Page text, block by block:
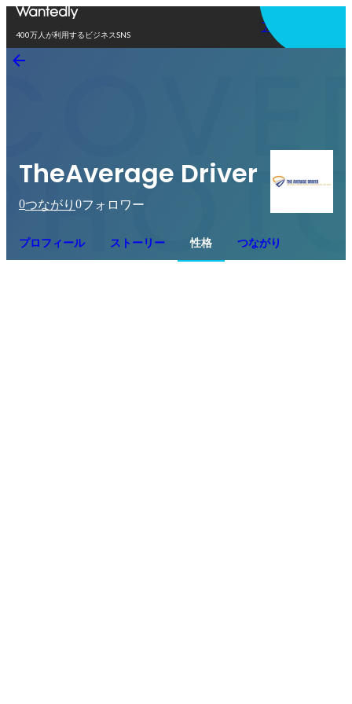
400万人が利用するビジネスSNS
アプリを使う
TheAverage Driver
0つながり 0フォロワー
プロフィール ストーリー 性格 つながり